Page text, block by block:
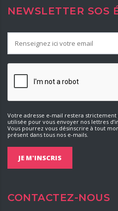
NEWSLETTER SOS
Votre adresse e-mail restera
utilisée pour vous envoyer nos lettres
Vous pourrez vous désinscrire à tout
présent dans tous nos e-mails.
CONTACTEZ-NOUS